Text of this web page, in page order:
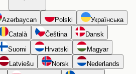
Azərbaycan Polski
Українська
Català Čeština
Dansk
Suomi Hrvatski
Magyar
Latviešu Norsk
Nederlands